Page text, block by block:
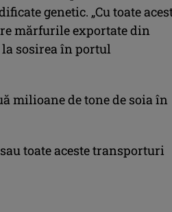
genetic. „Cu toate
mărfurile exportate din
la sosirea în portul
milioane de tone de soia în
toate aceste transporturi